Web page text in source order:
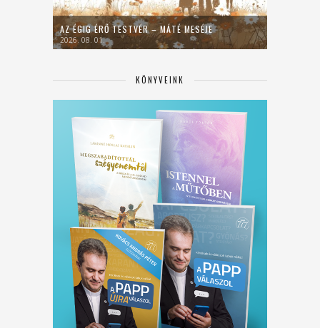
AZ ÉGIG ÉRŐ TESTVÉR – MÁTÉ MESÉJE
2026. 08. 01.
KÖNYVEINK